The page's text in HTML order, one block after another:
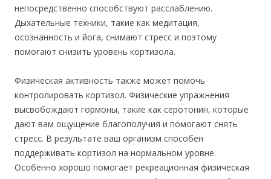
непосредственно способствуют расслаблению.
Дыхательные техники, такие как медитация,
осознанность и йога, снимают стресс и поэтому
помогают снизить уровень кортизола.
Физическая активность также может помочь
контролировать кортизол. Физические упражнения
высвобождают гормоны, такие как серотонин, которые
дают вам ощущение благополучия и помогают снять
стресс. В результате ваш организм способен
поддерживать кортизол на нормальном уровне.
Особенно хорошо помогает рекреационная физическая